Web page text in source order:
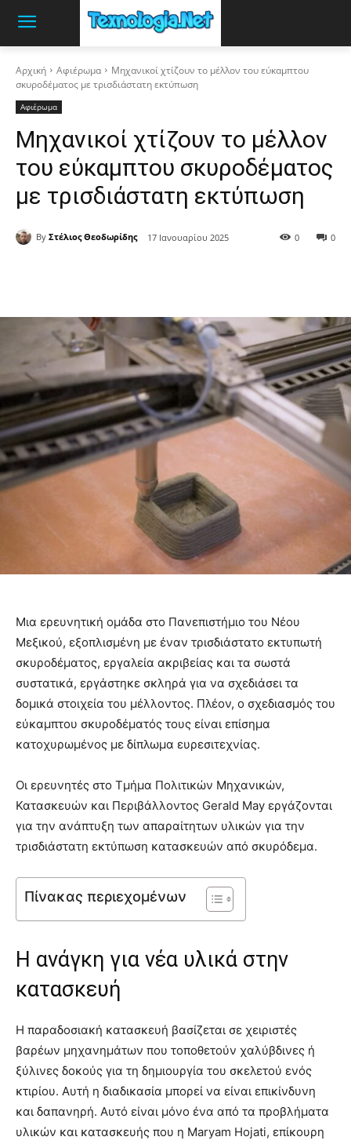
Αρχική Αφιέρωμα
Μηχανικοί χτίζουν το μέλλον του εύκαμπτου
σκυροδέματος με τρισδιάστατη εκτύπωση
Αφιέρωμα
Μηχανικοί χτίζουν το μέλλον
του εύκαμπτου σκυροδέματος
με τρισδιάστατη εκτύπωση
By Στέλιος Θεοδωρίδης 17 Ιανουαρίου 2025 0
0
Μια ερευνητική ομάδα στο Πανεπιστήμιο του Νέου
Μεξικού, εξοπλισμένη με έναν τρισδιάστατο εκτυπωτή
σκυροδέματος, εργαλεία ακριβείας και τα σωστά
συστατικά, εργάστηκε σκληρά για να σχεδιάσει τα
δομικά στοιχεία του μέλλοντος. Πλέον, ο σχεδιασμός του
εύκαμπτου σκυροδέματός τους είναι επίσημα
κατοχυρωμένος με δίπλωμα ευρεσιτεχνίας.
Οι ερευνητές στο Τμήμα Πολιτικών Μηχανικών,
Κατασκευών και Περιβάλλοντος Gerald May εργάζονται
για την ανάπτυξη των απαραίτητων υλικών για την
τρισδιάστατη εκτύπωση κατασκευών από σκυρόδεμα.
Πίνακας περιεχομένων
Η ανάγκη για νέα υλικά στην
κατασκευή
Η παραδοσιακή κατασκευή βασίζεται σε χειριστές
βαρέων μηχανημάτων που τοποθετούν χαλύβδινες ή
ξύλινες δοκούς για τη δημιουργία του σκελετού ενός
κτιρίου. Αυτή η διαδικασία μπορεί να είναι επικίνδυνη
και δαπανηρή. Αυτό είναι μόνο ένα από τα προβλήματα
υλικών και κατασκευής που η Maryam Hojati, επίκουρη